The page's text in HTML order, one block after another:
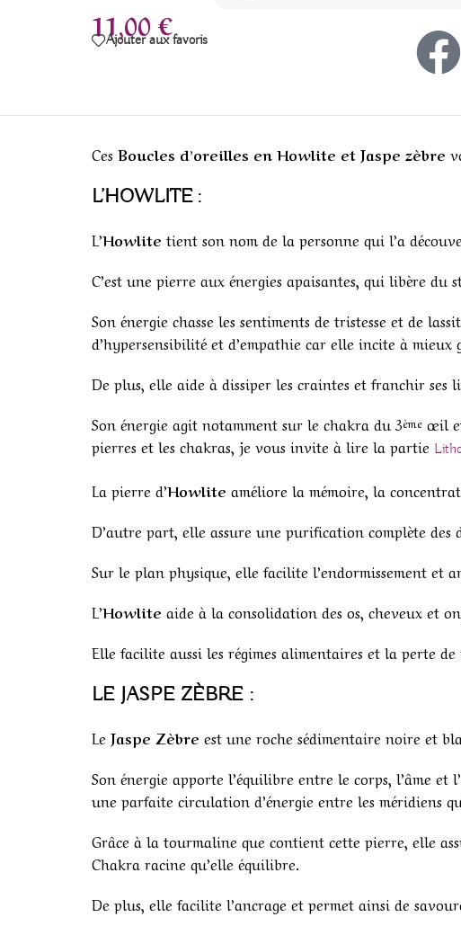
11,00€
Ajouter aux favoris
Ces Boucles d’oreilles en Howlite et Jaspe zèbre
L’HOWLITE :
L’Howlite tient son nom de la personne qui l’a
C’est une pierre aux énergies apaisantes, qui libère du
Son énergie chasse les sentiments de tristesse et de
d’hypersensibilité et d’empathie car elle incite à mieux
De plus, elle aide à dissiper les craintes et franchir ses
Son énergie agit notamment sur le chakra du 3ème œil
pierres et les chakras, je vous invite à lire la partie
La pierre d’Howlite améliore la mémoire, la
D’autre part, elle assure une purification complète des
Sur le plan physique, elle facilite l’endormissement et
L’Howlite aide à la consolidation des os, cheveux et
Elle facilite aussi les régimes alimentaires et la perte
LE JASPE ZÈBRE :
Le Jaspe Zèbre est une roche sédimentaire noire et
Son énergie apporte l’équilibre entre le corps, l’âme et
une parfaite circulation d’énergie entre les méridiens
Grâce à la tourmaline que contient cette pierre, elle
Chakra racine qu’elle équilibre.
De plus, elle facilite l’ancrage et permet ainsi de